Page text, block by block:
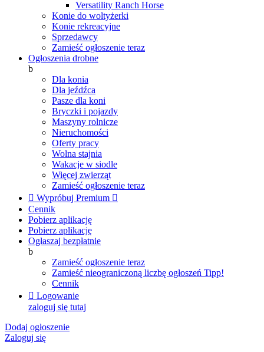
Versatility Ranch Horse
Konie do woltyżerki
Konie rekreacyjne
Sprzedawcy
Zamieść ogłoszenie teraz
Ogłoszenia drobne
b
Dla konia
Dla jeźdźca
Pasze dla koni
Bryczki i pojazdy
Maszyny rolnicze
Nieruchomości
Oferty pracy
Wolna stajnia
Wakacje w siodle
Więcej zwierząt
Zamieść ogłoszenie teraz
 Wypróbuj Premium 
Cennik
Pobierz aplikację
Pobierz aplikację
Ogłaszaj bezpłatnie
b
Zamieść ogłoszenie teraz
Zamieść nieograniczoną liczbę ogłoszeń Tipp!
Cennik
 Logowanie
zaloguj się tutaj
Dodaj ogłoszenie
Zaloguj się